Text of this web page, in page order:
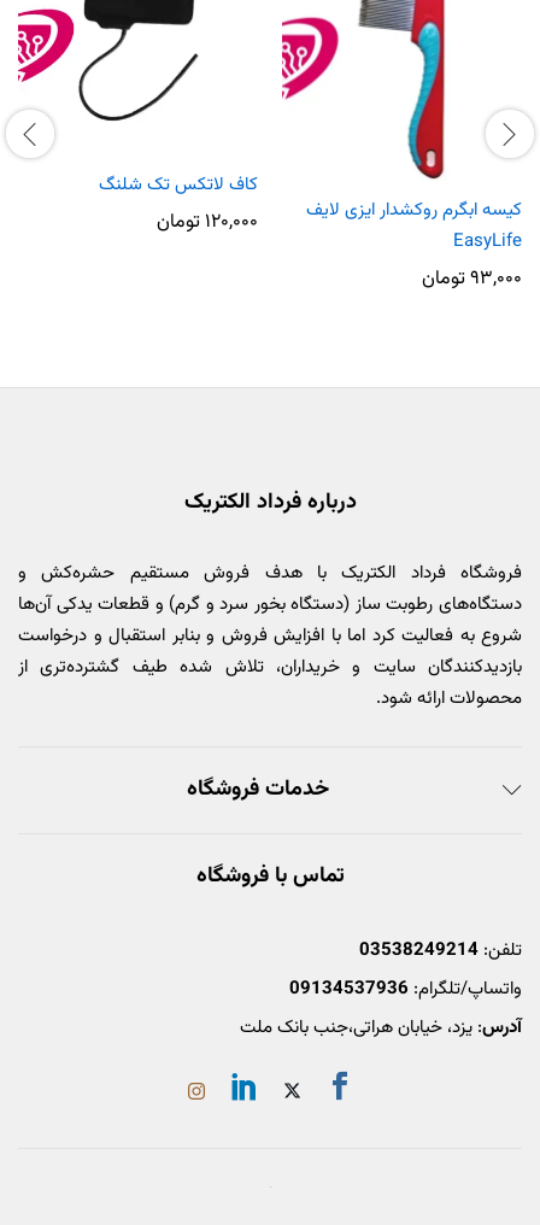
کیسه ابگرم روکشدار ایزی لایف
EasyLife
۹۳,۰۰۰تومان
کاف لاتکس تک شلنگ
۱۲۰,۰۰۰ تومان
درباره فرداد الکتریک
فروشگاه فرداد الکتریک با هدف فروش مستقیم حشره‌کش و
دستگاه‌های رطوبت ساز (دستگاه بخور سرد و گرم) و قطعات یدکی آن‌ها
شروع به فعالیت کرد اما با افزایش فروش و بنابر استقبال و درخواست
بازدیدکنندگان سایت و خریداران، تلاش شده طیف گشترده‌تری از
محصولات ارائه شود.
خدمات فروشگاه
تماس با فروشگاه
تلفن: 03538249214
واتساپ/تلگرام: 09134537936
آدرس: یزد، خیابان هراتی،جنب بانک ملت